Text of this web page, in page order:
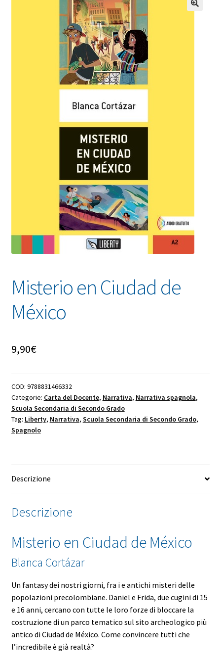
Misterio en Ciudad de
México
9,90€
COD: 9788831466332
Categorie: Carta del Docente, Narrativa, Narrativa spagnola,
Scuola Secondaria di Secondo Grado
Tag: Liberty, Narrativa, Scuola Secondaria di Secondo Grado,
Spagnolo
Descrizione
Descrizione
Misterio en Ciudad de México
Blanca Cortázar
Un fantasy dei nostri giorni, fra i e antichi misteri delle
popolazioni precolombiane. Daniel e Frida, due cugini di 15
e 16 anni, cercano con tutte le loro forze di bloccare la
costruzione di un parco tematico sul sito archeologico più
antico di Ciudad de México. Come convincere tutti che
l’incredibile è già realtà?